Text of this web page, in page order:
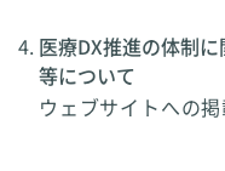
医療DX推進の体制
等について
ウェブサイトへの掲